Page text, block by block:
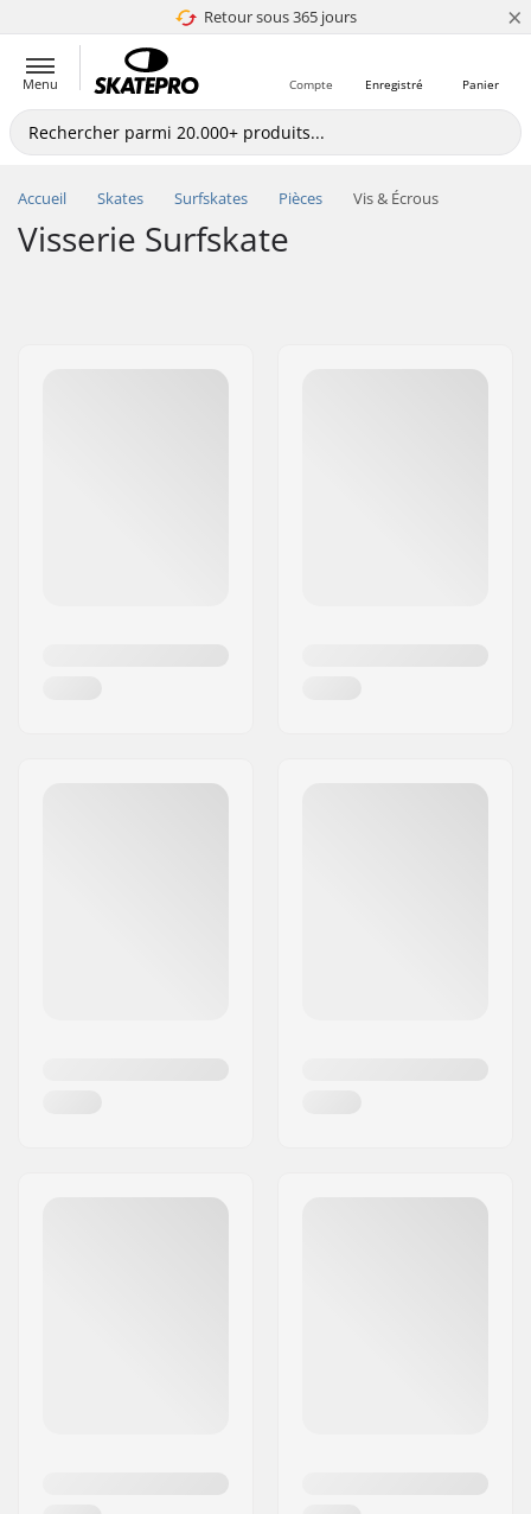
Retour sous 365 jours
4.8 de 5 ×
Menu Panier
Enregistré
Compte
Accueil Skates Surfskates Pièces Vis & Écrous
Visserie Surfskate